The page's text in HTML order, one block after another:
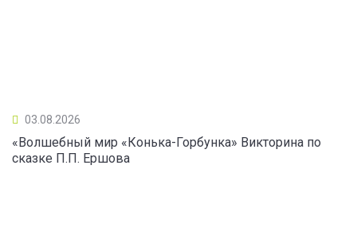
03.08.2026
«Волшебный мир «Конька-Горбунка» Викторина по
сказке П.П. Ершова